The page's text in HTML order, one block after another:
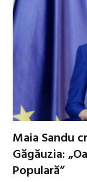
Maia Sandu
Găgăuzia:
Populară”